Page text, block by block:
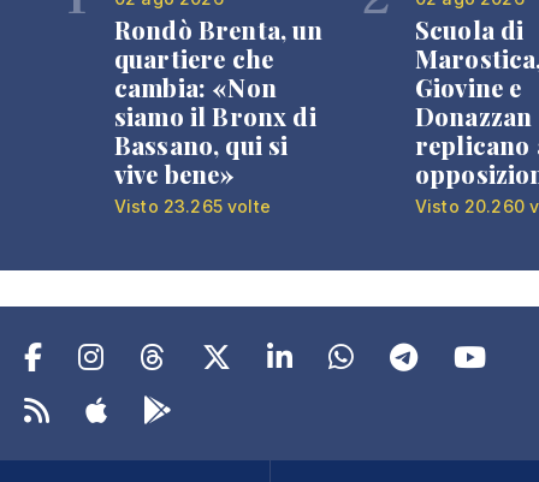
Rondò Brenta, un
quartiere che
cambia: «Non
siamo il Bronx di
Bassano, qui si
vive bene»
Visto 23.265 volte
Scuola di
Giovine e
Donazzan
replicano
Visto 20.260